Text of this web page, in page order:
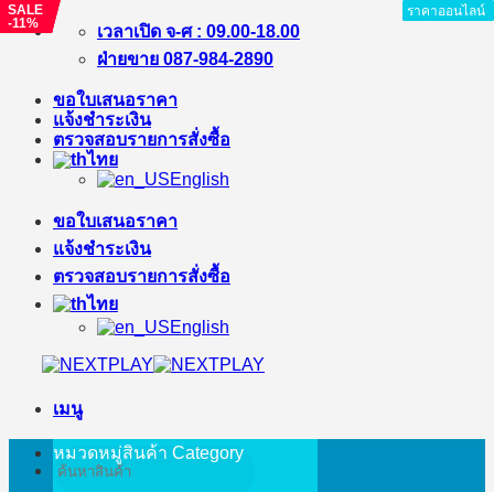
ข้าม
เนื้อหา
เวลาเปิด จ-ศ : 09.00-18.00
ฝ่ายขาย 087-984-2890
ขอใบเสนอราคา
แจ้งชำระเงิน
ตรวจสอบรายการสั่งซื้อ
ไทย
English
ขอใบเสนอราคา
แจ้งชำระเงิน
ตรวจสอบรายการสั่งซื้อ
ไทย
English
เมนู
ค้นหา:
หมวดหมู่สินค้า Category
ราคาออนไลน์
SALE
-%
ราคาออนไลน์
ราคาออนไลน์
SALE
-%
ราคาออนไลน์
ราคาออนไลน์
ราคาออนไลน์
ราคาออนไลน์
SALE
-11%